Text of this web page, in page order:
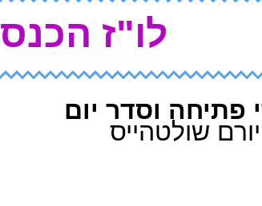
לו"ז הכנס
פתיחה וסדר יום
יורם שולטהייס